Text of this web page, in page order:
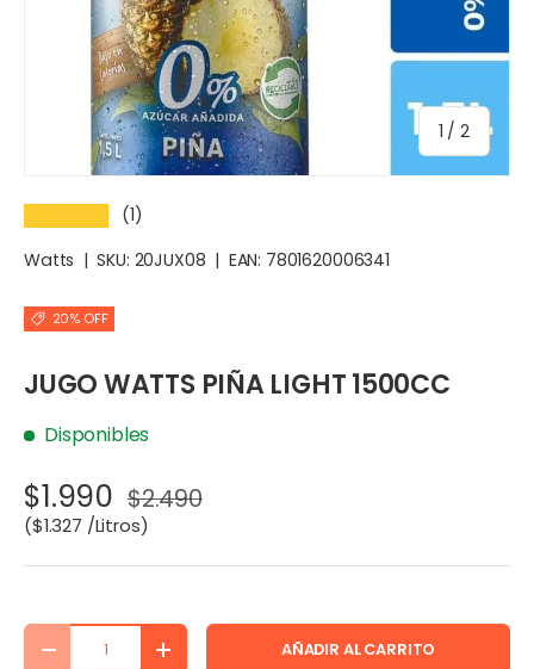
1 /de
2
(1)
Watts |SKU: 20JUX08 | EAN: 7801620006341
20% OFF
JUGO WATTS PIÑA LIGHT 1500CC
Disponibles
$1.990 $2.490
Precio unitario
$1.327 /Litros
Cant.
DISMINUIR CANTIDADAUMENTAR LA CANTIDADAÑADIR AL CARRITO